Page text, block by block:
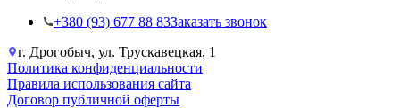
+38‎0 (93) 677 88 83Заказать звонок
г. Дрогобыч, ул. Трускавецкая, 1
Политика конфиденциальности
Правила использования сайта
Договор публичной оферты